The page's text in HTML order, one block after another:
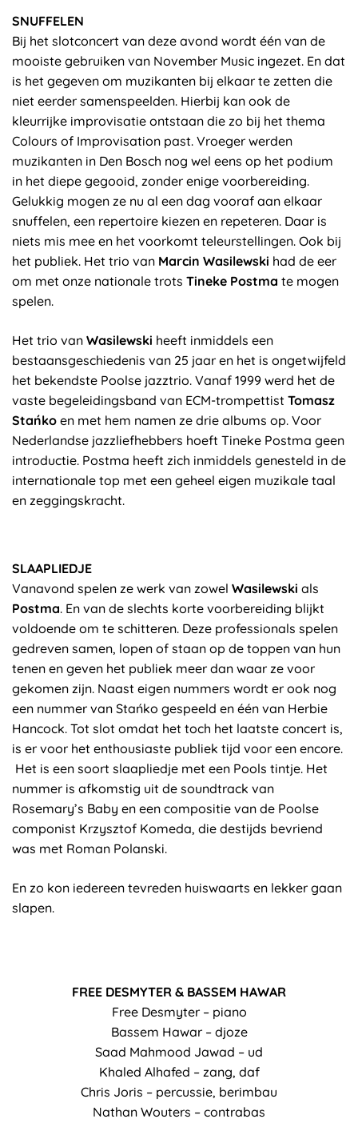
SNUFFELEN
Bij het slotconcert van deze avond wordt één van de
mooiste gebruiken van November Music ingezet. En dat
is het gegeven om muzikanten bij elkaar te zetten die
niet eerder samenspeelden. Hierbij kan ook de
kleurrijke improvisatie ontstaan die zo bij het thema
Colours of Improvisation past. Vroeger werden
muzikanten in Den Bosch nog wel eens op het podium
in het diepe gegooid, zonder enige voorbereiding.
Gelukkig mogen ze nu al een dag vooraf aan elkaar
snuffelen, een repertoire kiezen en repeteren. Daar is
niets mis mee en het voorkomt teleurstellingen. Ook bij
het publiek. Het trio van Marcin Wasilewski had de eer
om met onze nationale trots Tineke Postma te mogen
spelen.
Het trio van Wasilewski heeft inmiddels een
bestaansgeschiedenis van 25 jaar en het is ongetwijfeld
het bekendste Poolse jazztrio. Vanaf 1999 werd het de
vaste begeleidingsband van ECM-trompettist Tomasz
Stańko en met hem namen ze drie albums op. Voor
Nederlandse jazzliefhebbers hoeft Tineke Postma geen
introductie. Postma heeft zich inmiddels genesteld in de
internationale top met een geheel eigen muzikale taal
en zeggingskracht.
SLAAPLIEDJE
Vanavond spelen ze werk van zowel Wasilewski als
Postma. En van de slechts korte voorbereiding blijkt
voldoende om te schitteren. Deze professionals spelen
gedreven samen, lopen of staan op de toppen van hun
tenen en geven het publiek meer dan waar ze voor
gekomen zijn. Naast eigen nummers wordt er ook nog
een nummer van Stańko gespeeld en één van Herbie
Hancock. Tot slot omdat het toch het laatste concert is,
is er voor het enthousiaste publiek tijd voor een encore.
Het is een soort slaapliedje met een Pools tintje. Het
nummer is afkomstig uit de soundtrack van
Rosemary’s Baby en een compositie van de Poolse
componist Krzysztof Komeda, die destijds bevriend
was met Roman Polanski.
En zo kon iedereen tevreden huiswaarts en lekker gaan
slapen.
FREE DESMYTER & BASSEM HAWAR
Free Desmyter – piano
Bassem Hawar – djoze
Saad Mahmood Jawad – ud
Khaled Alhafed – zang, daf
Chris Joris – percussie, berimbau
Nathan Wouters – contrabas